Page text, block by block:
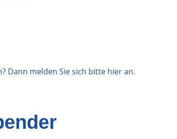
Dann melden Sie sich bitte hieran.